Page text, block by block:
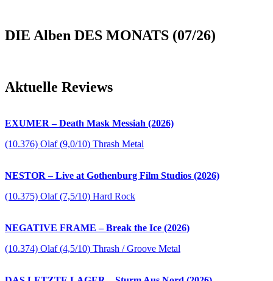
DIE Alben DES MONATS (07/26)
Aktuelle Reviews
EXUMER – Death Mask Messiah (2026)
(10.376) Olaf (9,0/10) Thrash Metal
NESTOR – Live at Gothenburg Film Studios (2026)
(10.375) Olaf (7,5/10) Hard Rock
NEGATIVE FRAME – Break the Ice (2026)
(10.374) Olaf (4,5/10) Thrash / Groove Metal